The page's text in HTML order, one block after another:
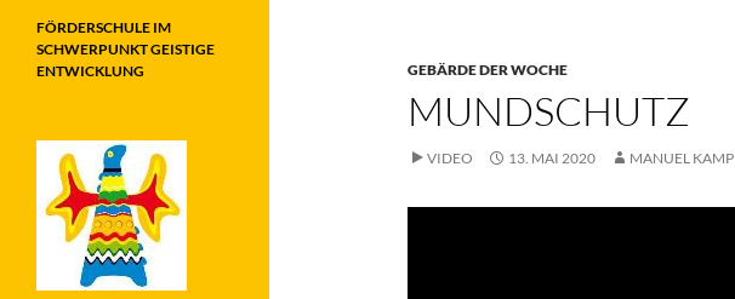
GEBÄRDE DER WOCHE
MUNDSCHUTZ
VIDEO 13. MAI 2020 MANUEL KAMP
FÖRDERSCHULE IM
SCHWERPUNKT GEISTIGE
ENTWICKLUNG